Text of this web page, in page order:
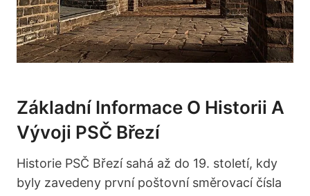
Základní Informace O⁢ Historii A
Vývoji⁤ PSČ Březí
Historie PSČ ‍Březí sahá⁤ až do 19. ⁤století, kdy
byly ⁤zavedeny ‌první poštovní směrovací čísla